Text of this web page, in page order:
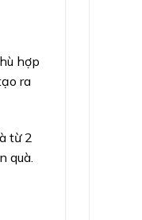
hợp
ra
từ 2
quà.